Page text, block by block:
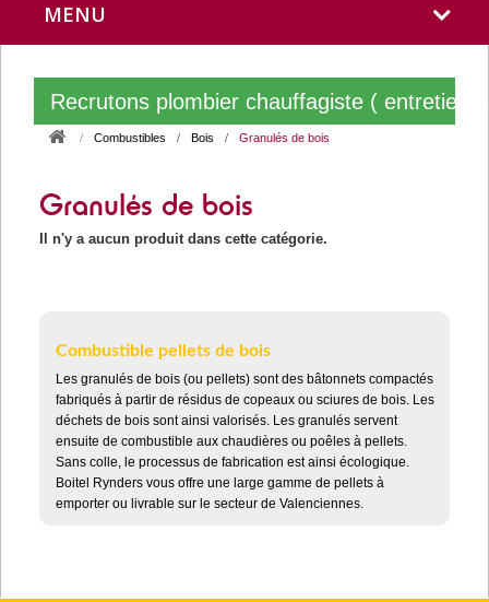
MENU
Recrutons plombier chauffagiste ( entretien
Combustibles Bois Granulés de bois
Granulés de bois
Il n'y a aucun produit dans cette catégorie.
Combustible pellets de bois
Les granulés de bois (ou pellets) sont des bâtonnets compactés
fabriqués à partir de résidus de copeaux ou sciures de bois. Les
déchets de bois sont ainsi valorisés. Les granulés servent
ensuite de combustible aux chaudières ou poêles à pellets.
Sans colle, le processus de fabrication est ainsi écologique.
Boitel Rynders vous offre une large gamme de pellets à
emporter ou livrable sur le secteur de Valenciennes.